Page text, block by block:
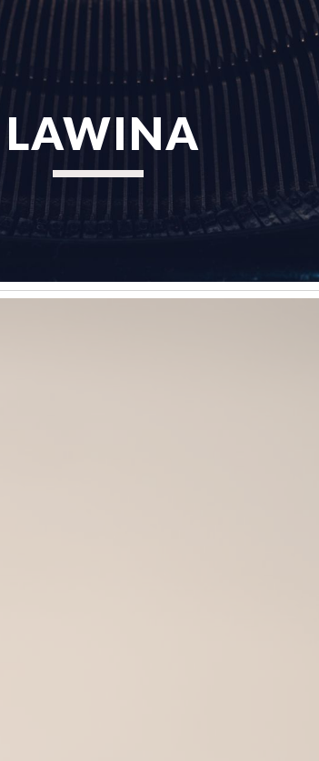
Skip to navigation
LAWINA